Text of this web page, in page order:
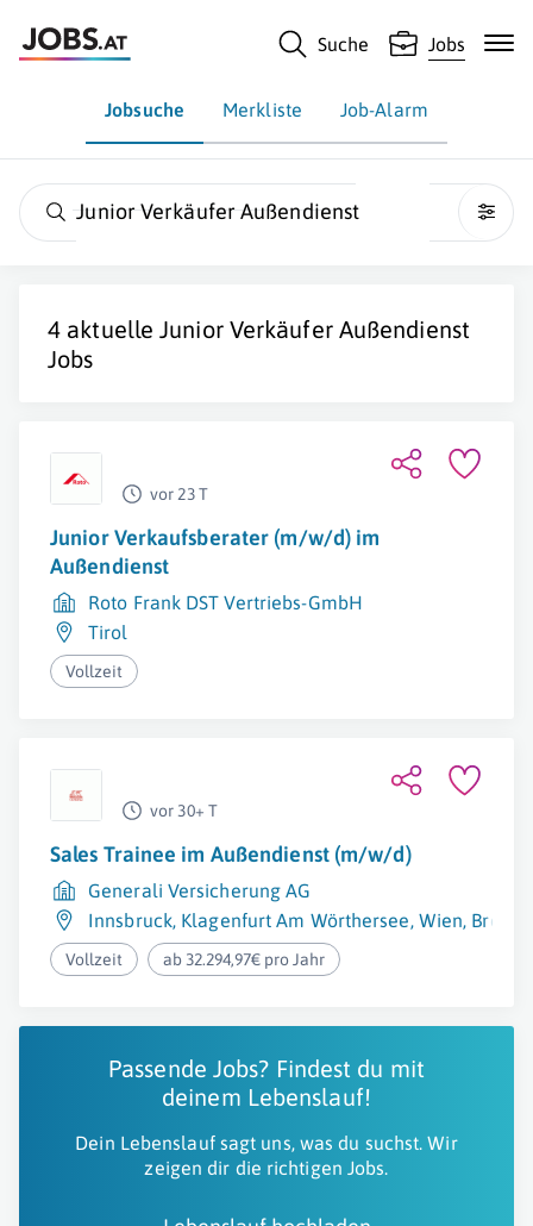
Suche Jobs
Jobsuche Merkliste Job-Alarm
Junior Verkäufer Außendienst
4 aktuelleJunior Verkäufer Außendienst
Jobs
vor 23 T
Junior Verkaufsberater (m/w/d) im
Außendienst
Roto Frank DST Vertriebs-GmbH
Tirol
Vollzeit
vor 30+ T
Sales Trainee im Außendienst (m/w/d)
Generali Versicherung AG
Innsbruck, Klagenfurt Am Wörthersee, Wien,
Vollzeit ab 32.294,97€ pro Jahr
Passende Jobs? Findest du mit
deinem Lebenslauf!
Dein Lebenslauf sagt uns, was du suchst. Wir
zeigen dir die richtigen Jobs.